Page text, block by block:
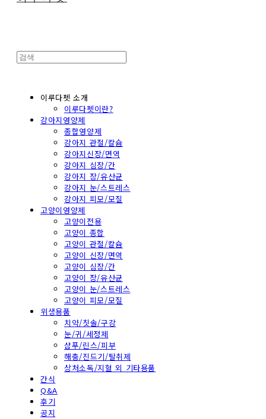
이루다펫 소개
이루다펫이란?
강아지영양제
종합영양제
강아지 관절/칼슘
강아지신장/면역
강아지 심장/간
강아지 장/유산균
강아지 눈/스트레스
강아지 피모/모질
고양이영양제
고양이전용
고양이 종합
고양이 관절/칼슘
고양이 신장/면역
고양이 심장/간
고양이 장/유산균
고양이 눈/스트레스
고양이 피모/모질
위생용품
치약/칫솔/구강
눈/귀/세정제
샴푸/린스/피부
해충/진드기/탈취제
상처소독/지혈 외 기타용품
간식
Q&A
후기
공지